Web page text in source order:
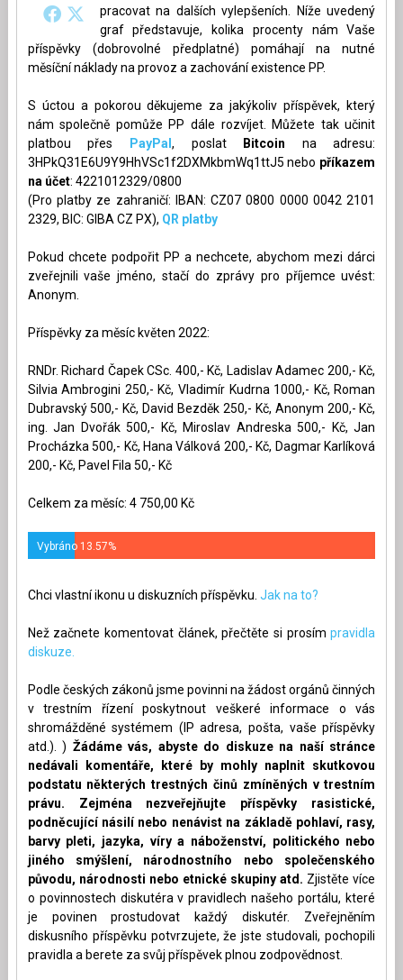
pracovat na dalších vylepšeních. Níže uvedený
graf představuje, kolika procenty nám Vaše
příspěvky (dobrovolné předplatné) pomáhají na nutné
měsíční náklady na provoz a zachování existence PP.
S úctou a pokorou děkujeme za jakýkoliv příspěvek, který
nám společně pomůže PP dále rozvíjet. Můžete tak učinit
platbou přes
PayPal , poslat Bitcoin na adresu:
3HPkQ31E6U9Y9HhVSc1f2DXMkbmWq1ttJ5 nebo příkazem
na účet: 4221012329/0800
(Pro platby ze zahraničí: IBAN: CZ07 0800 0000 0042 2101
2329, BIC: GIBA CZ PX), QR platby
Pokud chcete podpořit PP a nechcete, abychom mezi dárci
zveřejnili vaše jméno, stačí do zprávy pro příjemce uvést:
Anonym.
Příspěvky za měsíc květen 2022:
RNDr. Richard Čapek CSc. 400,- Kč, Ladislav Adamec 200,- Kč,
Silvia Ambrogini 250,- Kč, Vladimír Kudrna 1000,- Kč, Roman
Dubravský 500,- Kč, David Bezděk 250,- Kč, Anonym 200,- Kč,
ing. Jan Dvořák 500,- Kč, Miroslav Andreska 500,- Kč, Jan
Procházka 500,- Kč, Hana Válková 200,- Kč, Dagmar Karlíková
200,- Kč, Pavel Fila 50,- Kč
Celkem za měsíc: 4 750,00 Kč
Vybráno 13.57%
Chci vlastní ikonu u diskuzních příspěvku. Jak na to?
Než začnete komentovat článek, přečtěte si prosímpravidla
diskuze.
Podle českých zákonů jsme povinni na žádost orgánů činných
v trestním řízení poskytnout veškeré informace o vás
shromážděné systémem (IP adresa, pošta, vaše příspěvky
atd.). ) Žádáme vás, abyste do diskuze na naší stránce
nedávali komentáře, které by mohly naplnit skutkovou
podstatu některých trestných činů zmíněných v trestním
právu. Zejména nezveřejňujte příspěvky rasistické,
podněcující násilí nebo nenávist na základě pohlaví, rasy,
barvy pleti, jazyka, víry a náboženství, politického nebo
jiného smýšlení, národnostního nebo společenského
původu, národnosti nebo etnické skupiny atd. Zjistěte více
o povinnostech diskutéra v pravidlech našeho portálu, které
je povinen prostudovat každý diskutér. Zveřejněním
diskusního příspěvku potvrzujete, že jste studovali, pochopili
pravidla a berete za svůj příspěvek plnou zodpovědnost.